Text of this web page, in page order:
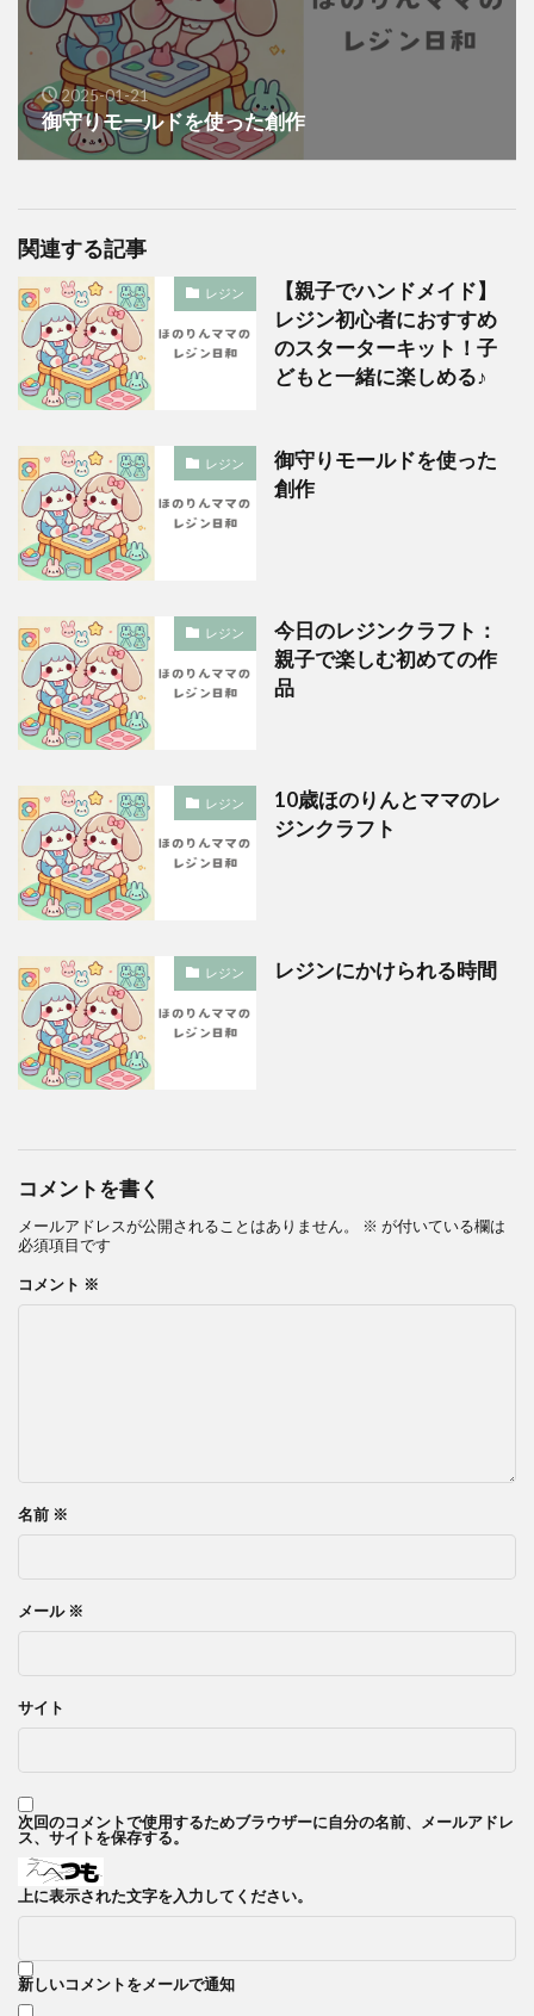
2025-01-21
御守りモールドを使った創作
関連する記事
レジン
【親子でハンドメイド】
レジン初心者におすすめ
のスターターキット！子
どもと一緒に楽しめる♪
レジン
御守りモールドを使った
創作
レジン
今日のレジンクラフト：
親子で楽しむ初めての作
品
レジン
10歳ほのりんとママのレ
ジンクラフト
レジン レジンにかけられる時間
コメントを書く
メールアドレスが公開されることはありません。 ※ が付いている欄は
必須項目です
コメント ※
名前 ※
メール ※
サイト
次回のコメントで使用するためブラウザーに自分の名前、メールアドレ
ス、サイトを保存する。
上に表示された文字を入力してください。
新しいコメントをメールで通知